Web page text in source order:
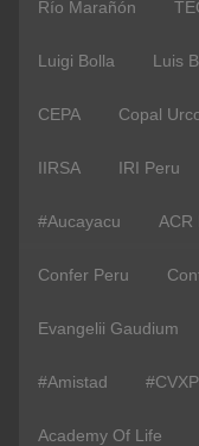
Río Marañón
Luigi Bolla Luis
CEPA Copal
IIRSA IRI Peru
#Aucayacu ACR
Confer Peru
Evangelii Gaudium
#Amistad
Academy Of Life